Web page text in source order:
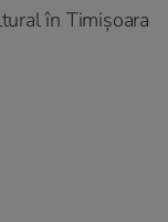
în Timișoara